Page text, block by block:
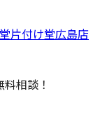
片付け堂広島店
相談！